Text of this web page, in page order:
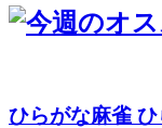
ひらがな麻雀 ひ